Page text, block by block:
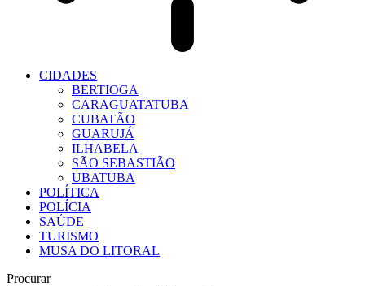
CIDADES
BERTIOGA
CARAGUATATUBA
CUBATÃO
GUARUJÁ
ILHABELA
SÃO SEBASTIÃO
UBATUBA
POLÍTICA
POLÍCIA
SAÚDE
TURISMO
MUSA DO LITORAL
Procurar